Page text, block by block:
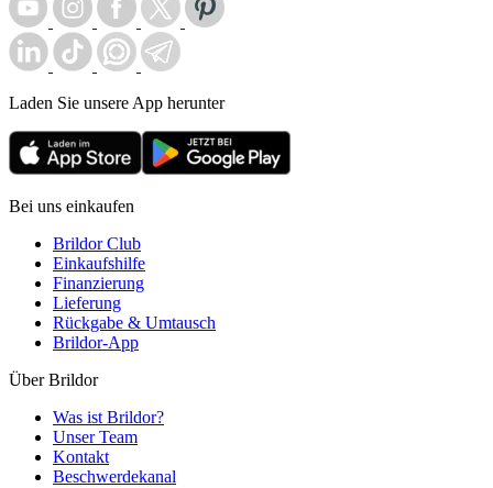
Laden Sie unsere App herunter
Bei uns einkaufen
Brildor Club
Einkaufshilfe
Finanzierung
Lieferung
Rückgabe & Umtausch
Brildor-App
Über Brildor
Was ist Brildor?
Unser Team
Kontakt
Beschwerdekanal